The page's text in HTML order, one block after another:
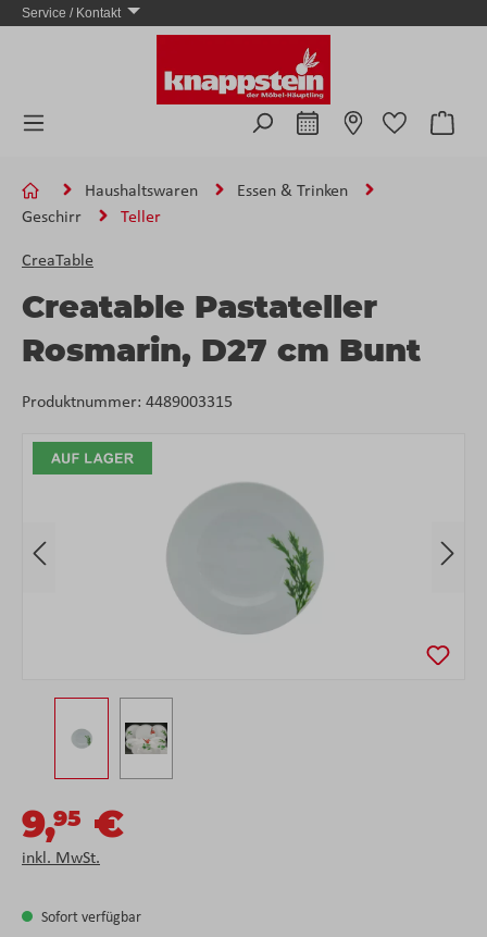
Zum Hauptinhalt springen
Service / Kontakt
Haushaltswaren
Essen & Trinken
Geschirr
Teller
Bildergalerie überspringen
CreaTable
Creatable Pastateller
Rosmarin, D27 cm Bunt
Produktnummer: 4489003315
9,95 €
inkl. MwSt.
Sofort verfügbar